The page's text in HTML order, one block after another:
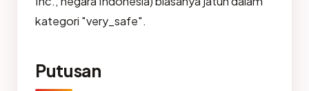
kategori "very_safe".
Putusan